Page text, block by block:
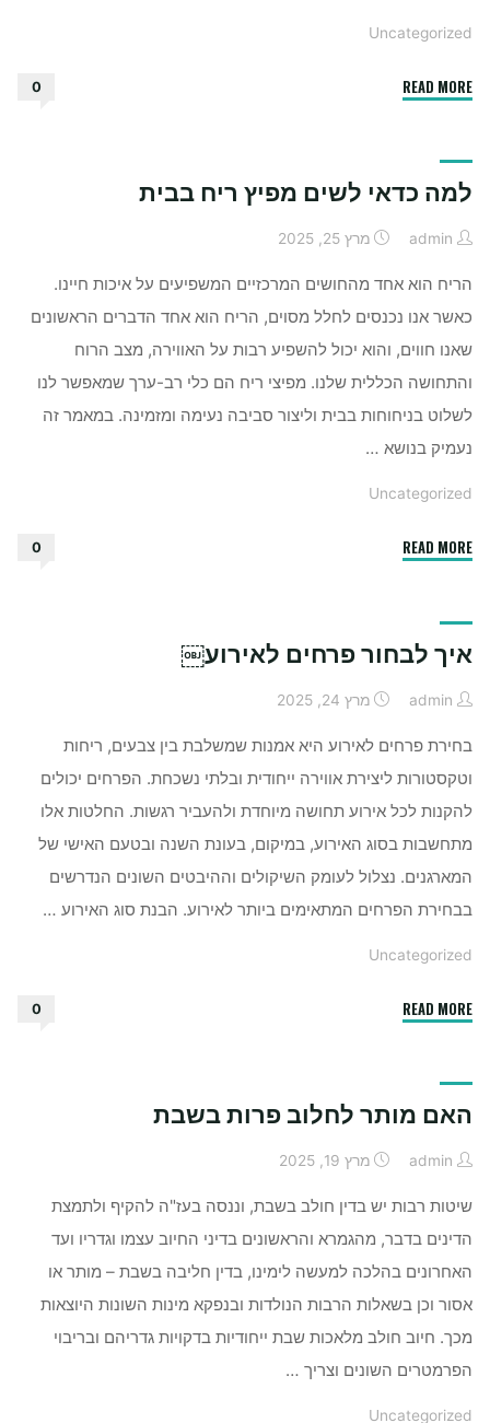
Uncategorized
READ MORE
לבנה
0
למה כדאי לשים מפיץ ריח בבית
admin מרץ 25, 2025
הריח הוא אחד מהחושים המרכזיים המשפיעים על איכות חיינו.
כאשר אנו נכנסים לחלל מסוים, הריח הוא אחד הדברים הראשונים
שאנו חווים, והוא יכול להשפיע רבות על האווירה, מצב הרוח
והתחושה הכללית שלנו. מפיצי ריח הם כלי רב-ערך שמאפשר לנו
לשלוט בניחוחות בבית וליצור סביבה נעימה ומזמינה. במאמר זה
נעמיק בנושא …
Uncategorized
READ MORE
ריח
0
איך לבחור פרחים לאירוע￼
admin מרץ 24, 2025
בחירת פרחים לאירוע היא אמנות שמשלבת בין צבעים, ריחות
וטקסטורות ליצירת אווירה ייחודית ובלתי נשכחת. הפרחים יכולים
להקנות לכל אירוע תחושה מיוחדת ולהעביר רגשות. החלטות אלו
מתחשבות בסוג האירוע, במיקום, בעונת השנה ובטעם האישי של
המארגנים. נצלול לעומק השיקולים וההיבטים השונים הנדרשים
בבחירת הפרחים המתאימים ביותר לאירוע. הבנת סוג האירוע …
Uncategorized
READ MORE
￼"
0
האם מותר לחלוב פרות בשבת
admin מרץ 19, 2025
שיטות רבות יש בדין חולב בשבת, וננסה בעז"ה להקיף ולתמצת
הדינים בדבר, מהגמרא והראשונים בדיני החיוב עצמו וגדריו ועד
האחרונים בהלכה למעשה לימינו, בדין חליבה בשבת – מותר או
אסור וכן בשאלות הרבות הנולדות ובנפקא מינות השונות היוצאות
מכך. חיוב חולב מלאכות שבת ייחודיות בדקויות גדריהם ובריבוי
הפרמטרים השונים וצריך …
Uncategorized